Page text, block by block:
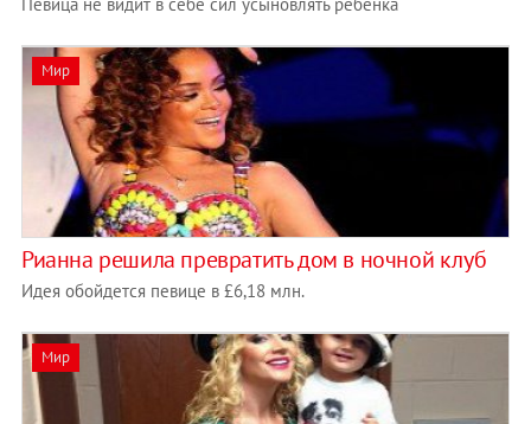
Мир
Рианна решила превратить дом в ночной клуб
Идея обойдется певице в £6,18 млн.
Мир